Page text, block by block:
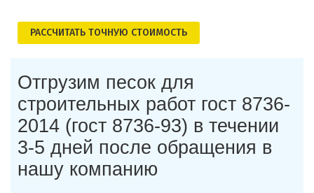
РАСCЧИТАТЬ ТОЧНУЮ СТОИМОСТЬ
Отгрузим песок для
строительных работ гост 8736-
2014 (гост 8736-93) в течении
3-5 дней после обращения в
нашу компанию